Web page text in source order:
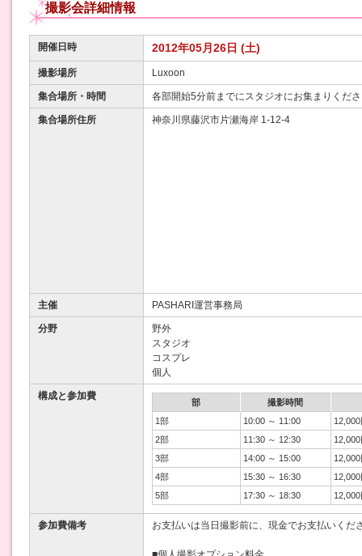
撮影会詳細情報
開催日時 2012年05月26日 (土)
撮影場所 Luxoon
集合場所・時間 各部開始5分前までにスタジオにお集まりくだ
集合場所住所 神奈川県藤沢市片瀬海岸 1-12-4
主催 PASHARI運営事務局
分野
野外
スタジオ
コスプレ
個人
構成と参加費
部
撮影時間
1部
10:00 ～ 11:00
12,000
2部
11:30 ～ 12:30
12,000
3部
14:00 ～ 15:00
12,000
4部
15:30 ～ 16:30
12,000
5部
17:30 ～ 18:30 12,000
参加費備考 お支払いは当日撮影前に、現金でお支払いくだ